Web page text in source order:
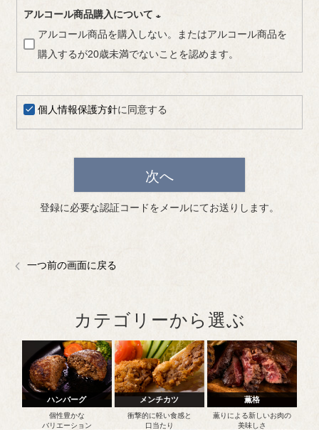
アルコール商品購入について
(
必
アルコール商品を購入しない。またはアルコール商品を
購入するが20歳未満でないことを認めます。
個人情報保護方針に同意する
次へ
登録に必要な認証コードをメールにてお送りします。
一つ前の画面に戻る
カテゴリーから選ぶ
ハンバーグ
個性豊かな
バリエーション
メンチカツ
衝撃的に軽い食感と
口当たり
薫格
薫りによる新しいお肉の
美味しさ